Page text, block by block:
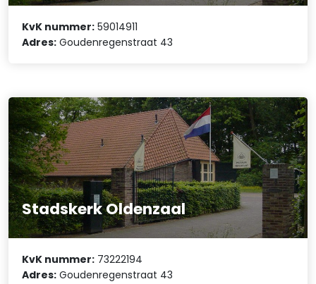
KvK nummer: 59014911
Adres: Goudenregenstraat 43
Stadskerk Oldenzaal
KvK nummer: 73222194
Adres: Goudenregenstraat 43